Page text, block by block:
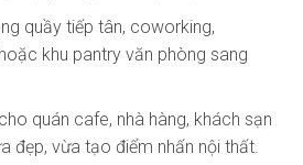
quầy tiếp tân, coworking,
khu pantry văn phòng sang
quán cafe, nhà hàng, khách sạn
đẹp, vừa tạo điểm nhấn nội thất.